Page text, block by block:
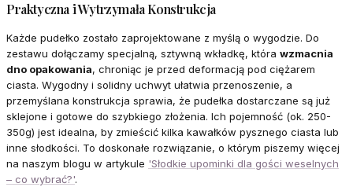
Praktyczna i Wytrzymała Konstrukcja
Każde pudełko zostało zaprojektowane z myślą o wygodzie. Do
zestawu dołączamy specjalną, sztywną wkładkę, która wzmacnia
dno opakowania, chroniąc je przed deformacją pod ciężarem
ciasta. Wygodny i solidny uchwyt ułatwia przenoszenie, a
przemyślana konstrukcja sprawia, że pudełka dostarczane są już
sklejone i gotowe do szybkiego złożenia. Ich pojemność (ok. 250-
350g) jest idealna, by zmieścić kilka kawałków pysznego ciasta lub
inne słodkości. To doskonałe rozwiązanie, o którym piszemy więcej
na naszym blogu w artykule 'Słodkie upominki dla gości weselnych
– co wybrać?'.